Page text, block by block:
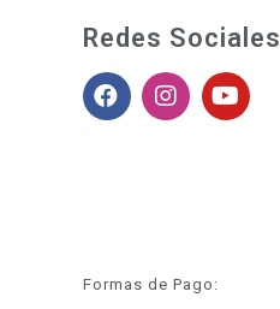
Redes Sociales
Formas de Pago: